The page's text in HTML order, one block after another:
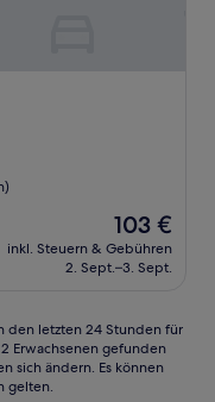
Der
Preis
beträgt
103 €
inkl. Steuern & Gebühren
2. Sept.–3. Sept.
den letzten 24 Stunden für
Erwachsenen gefunden
sich ändern. Es können
gelten.